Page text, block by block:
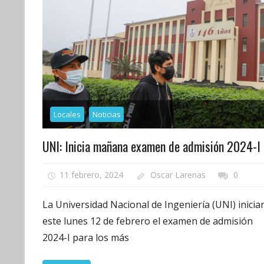
Locales Noticias
UNI: Inicia mañana examen de admisión 2024-I
11 febrero, 2024 Oscar Larenas 0
La Universidad Nacional de Ingeniería (UNI)
este lunes 12 de febrero el examen de admisión
2024-I para los más